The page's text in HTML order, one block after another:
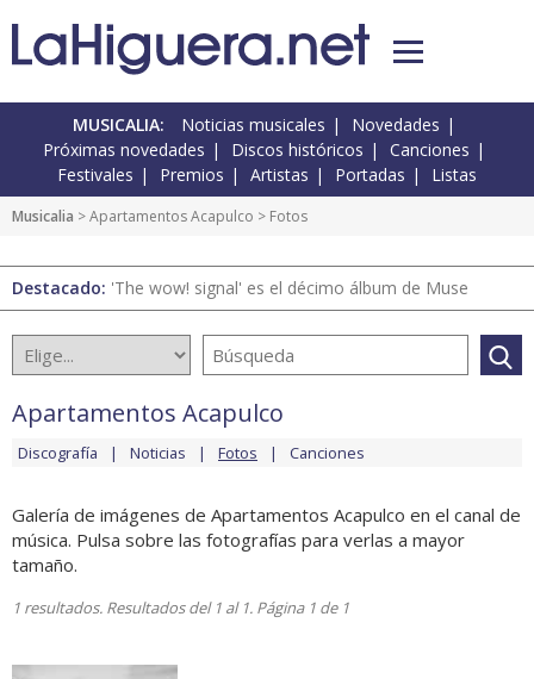
MUSICALIA: Noticias musicales
Novedades
Próximas novedades
Discos históricos
Canciones
Festivales
Premios Artistas Portadas Listas
Musicalia >Apartamentos Acapulco > Fotos
Destacado: 'The wow! signal' es el décimo álbum de Muse
Apartamentos Acapulco
Discografía Noticias Fotos Canciones
Galería de imágenes de Apartamentos Acapulco en el canal de
música. Pulsa sobre las fotografías para verlas a mayor
tamaño.
1 resultados. Resultados del 1 al 1. Página 1 de 1